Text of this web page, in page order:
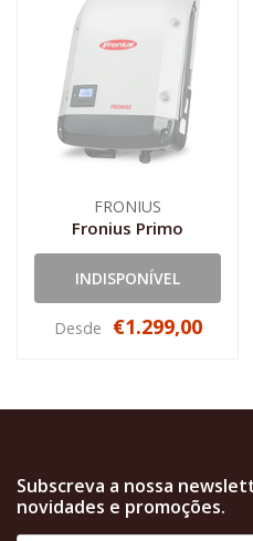
FRONIUS
Fronius Primo
INDISPONÍVEL
Desde €1.299,00
Subscreva a nossa
novidades e promoções.